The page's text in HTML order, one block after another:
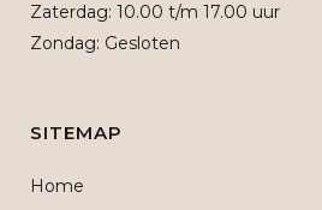
Zaterdag: 10.00 t/m 17.00 uur
Zondag: Gesloten
SITEMAP
Home